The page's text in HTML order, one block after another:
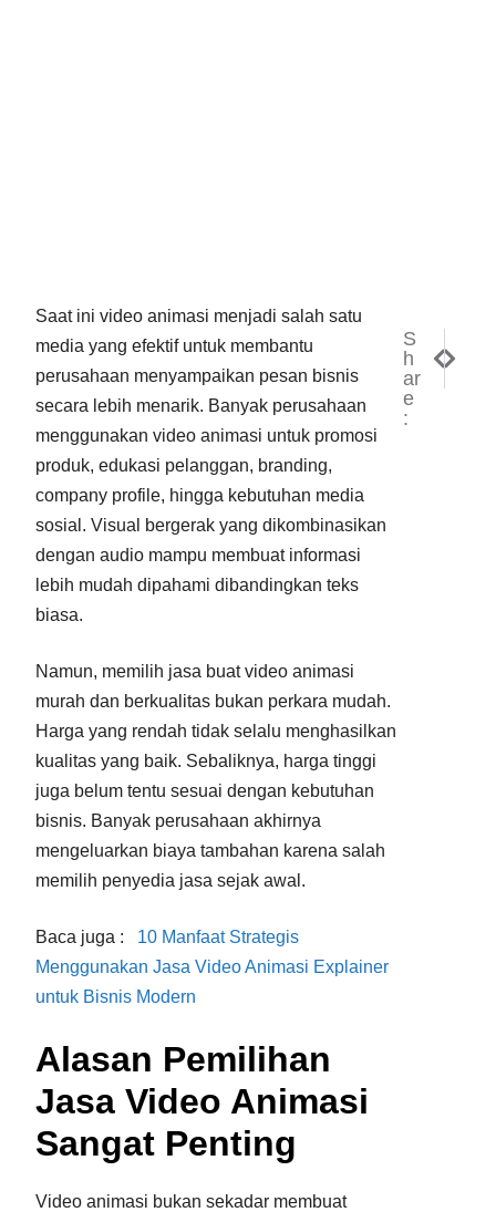
Saat ini video animasi menjadi salah satu
media yang efektif untuk membantu
perusahaan menyampaikan pesan bisnis
secara lebih menarik. Banyak perusahaan
menggunakan video animasi untuk promosi
produk, edukasi pelanggan, branding,
company profile, hingga kebutuhan media
sosial. Visual bergerak yang dikombinasikan
dengan audio mampu membuat informasi
lebih mudah dipahami dibandingkan teks
biasa.
Namun, memilih jasa buat video animasi
murah dan berkualitas bukan perkara mudah.
Harga yang rendah tidak selalu menghasilkan
kualitas yang baik. Sebaliknya, harga tinggi
juga belum tentu sesuai dengan kebutuhan
bisnis. Banyak perusahaan akhirnya
mengeluarkan biaya tambahan karena salah
memilih penyedia jasa sejak awal.
Baca juga :
10 Manfaat Strategis
Menggunakan Jasa Video Animasi Explainer
untuk Bisnis Modern
Alasan Pemilihan
Jasa Video Animasi
Sangat Penting
Video animasi bukan sekadar membuat
S
h
ar
e
:
7 Hal